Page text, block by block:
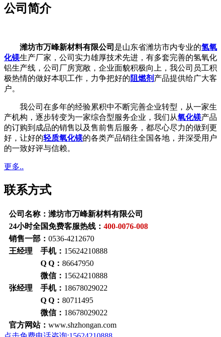
公司简介
潍坊市万峰新材料有限公司 是山东省潍坊市内专业的氢氧
化镁生产厂家，公司实力雄厚技术先进，有多套完善的氢氧化
铝生产线，公司厂房宽敞，企业面貌积极向上，我公司员工积
极热情的做好本职工作，力争把好的阻燃剂 产品提供给广大客
户。
我公司在多年的经验累积中不断完善企业转型，从一家生
产机构，逐步转变为一家综合型服务企业，我们从氧化镁产品
的订购到成品的销售以及售前售后服务，都尽心尽力的做到更
好，让好的轻质氧化镁的各类产品销往全国各地，并深受用户
的一致好评与信赖。
更多..
联系方式
公司名称：潍坊市万峰新材料有限公司
24小时全国免费客服热线： 400-0076-008
销售一部： 0536-4212670
王经理 手机： 15624210888
Q Q： 86647950
微信： 15624210888
张经理 手机： 18678029022
Q Q： 80711495
微信： 18678029022
官方网站： www.shzhongan.com